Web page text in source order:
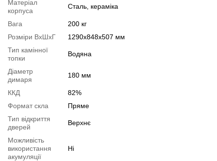
Матеріал
корпуса
Сталь, кераміка
Вага
200 кг
Розміри ВхШхГ
1290x848x507 мм
Тип камінної
топки
Водяна
Діаметр
димаря
180 мм
ККД
82%
Формат скла
Пряме
Тип відкриття
дверей
Верхнє
Можливість
використання
акумуляції
Ні